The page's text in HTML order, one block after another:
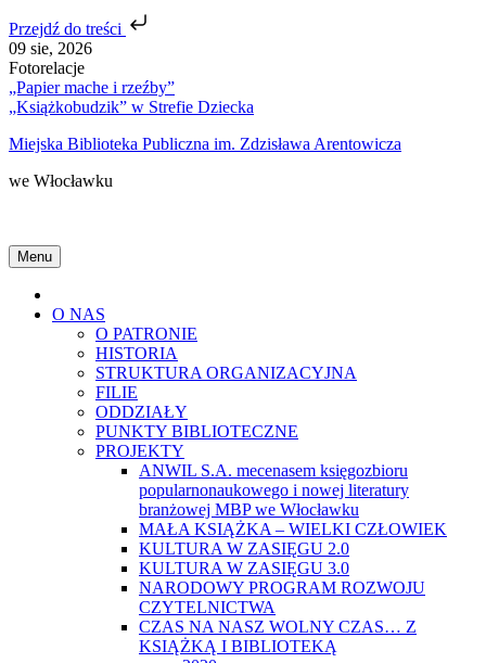
Przejdź do treści
Skip
to
content
09 sie, 2026
Fotorelacje
„Papier mache i rzeźby”
„Książkobudzik” w Strefie Dziecka
Miejska Biblioteka Publiczna im. Zdzisława Arentowicza
we Włocławku
Menu
O NAS
O PATRONIE
HISTORIA
STRUKTURA ORGANIZACYJNA
FILIE
ODDZIAŁY
PUNKTY BIBLIOTECZNE
PROJEKTY
ANWIL S.A. mecenasem księgozbioru
popularnonaukowego i nowej literatury
branżowej MBP we Włocławku
MAŁA KSIĄŻKA – WIELKI CZŁOWIEK
KULTURA W ZASIĘGU 2.0
KULTURA W ZASIĘGU 3.0
NARODOWY PROGRAM ROZWOJU
CZYTELNICTWA
CZAS NA NASZ WOLNY CZAS… Z
KSIĄŻKĄ I BIBLIOTEKĄ